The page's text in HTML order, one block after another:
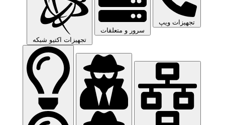
تجهیزات ویپ
سرور و متعلقات
تجهیزات اکتیو شبکه